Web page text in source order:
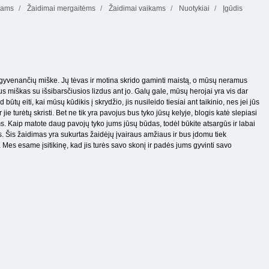
Žaidimai mergaitėms Žaidimai vaikams Nuotykiai
Įgūdis
miške. Jų tėvas ir motina skrido gaminti maistą, o mūsų neramus
miškas su išsibarsčiusios lizdus ant jo. Galų gale, mūsų herojai yra vis dar
eiti, kai mūsų kūdikis į skrydžio, jis nusileido tiesiai ant taikinio, nes jei jūs
turėtų skristi. Bet ne tik yra pavojus bus tyko jūsų kelyje, blogis katė slepiasi
Kaip matote daug pavojų tyko jums jūsų būdas, todėl būkite atsargūs ir labai
žaidimas yra sukurtas žaidėjų įvairaus amžiaus ir bus įdomu tiek
esame įsitikinę, kad jis turės savo skonį ir padės jums gyvinti savo